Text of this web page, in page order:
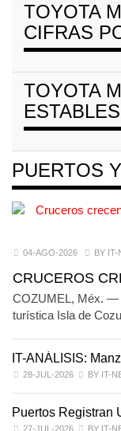
TOYOTA
CIFRAS
TOYOTA
PUERTOS
04-AGO-2026 BY IT-
CRUCEROS
COZUMEL, Méx. —
turística Isla de
IT-ANÁLISIS:
28-JUL-2026 BY IT-
Puertos Registran
27-JUL-2026 BY IT-